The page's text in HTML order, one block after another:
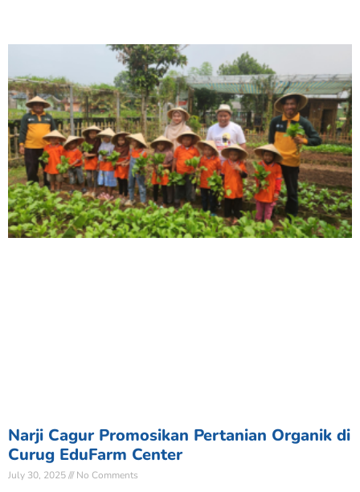
Narji Cagur Promosikan Pertanian Organik di
Curug EduFarm Center
July 30, 2025 No Comments